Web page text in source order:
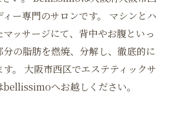
ー専門のサロンです。 マシンとハ
ッサージにて、背中やお腹といっ
の脂肪を燃焼、分解し、徹底的に
。 大阪市西区でエステティックサ
へお越しください。